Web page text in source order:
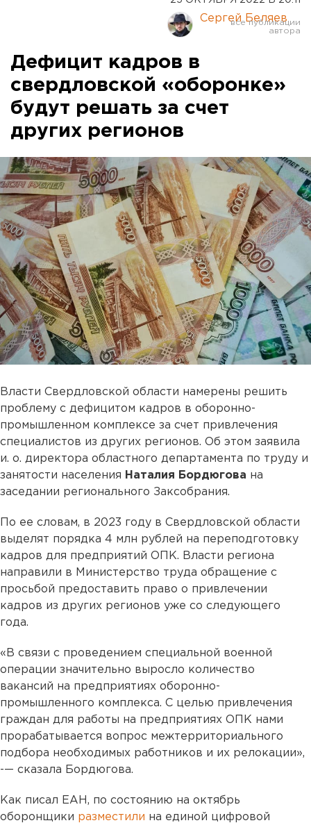
Сергей Беляев
Дефицит кадров в
свердловской «оборонке»
будут решать за счет
других регионов
Власти Свердловской области намерены решить
проблему с дефицитом кадров в оборонно-
промышленном комплексе за счет привлечения
специалистов из других регионов. Об этом заявила
и. о. директора областного департамента по труду и
занятости населения Наталия Бордюгова на
заседании регионального Заксобрания.
По ее словам, в 2023 году в Свердловской области
выделят порядка 4 млн рублей на переподготовку
кадров для предприятий ОПК. Власти региона
направили в Министерство труда обращение с
просьбой предоставить право о привлечении
кадров из других регионов уже со следующего
года.
«В связи с проведением специальной военной
операции значительно выросло количество
вакансий на предприятиях оборонно-
промышленного комплекса. С целью привлечения
граждан для работы на предприятиях ОПК нами
прорабатывается вопрос межтерриториального
подбора необходимых работников и их релокации»,
-— сказала Бордюгова.
Как писал ЕАН, по состоянию на октябрь
оборонщики разместили на единой цифровой